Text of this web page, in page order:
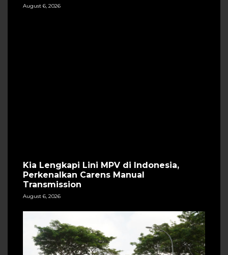
August 6, 2026
Kia Lengkapi Lini MPV di Indonesia,
Perkenalkan Carens Manual
Transmission
August 6, 2026